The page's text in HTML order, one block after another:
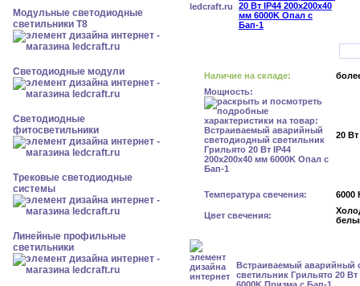
Модульные светодиодные
светильники Т8
Светодиодные модули
Светодиодные
фитосветильники
Трековые светодиодные
системы
Линейные профильные
светильники
Наличие на складе:
Мощность:
20 Вт
Температура свечения: 6000
Цвет свечения:
Встраиваемый аварийный
светильник Грильято 20 Вт